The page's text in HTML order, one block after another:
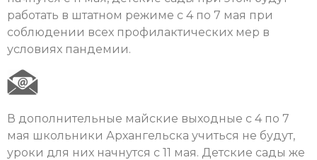
работать в штатном режиме с 4 по 7 мая при
соблюдении всех профилактических мер в
условиях пандемии.
В дополнительные майские выходные с 4 по 7
мая школьники Архангельска учиться не будут,
уроки для них начнутся с 11 мая. Детские сады же